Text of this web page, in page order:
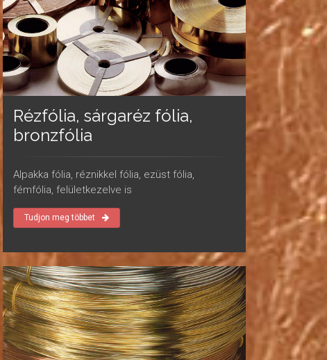
Rézfólia, sárgaréz fólia,
bronzfólia
Alpakka fólia, réznikkel fólia, ezüst fólia,
fémfólia, felületkezelve is
Tudjon meg többet